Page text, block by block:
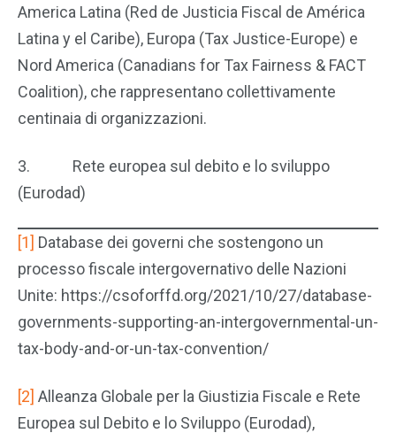
America Latina (Red de Justicia Fiscal de América
Latina y el Caribe), Europa (Tax Justice-Europe) e
Nord America (Canadians for Tax Fairness & FACT
Coalition), che rappresentano collettivamente
centinaia di organizzazioni.
3. Rete europea sul debito e lo sviluppo
(Eurodad)
[1] Database dei governi che sostengono un
processo fiscale intergovernativo delle Nazioni
Unite: https://csoforffd.org/2021/10/27/database-
governments-supporting-an-intergovernmental-un-
tax-body-and-or-un-tax-convention/
[2] Alleanza Globale per la Giustizia Fiscale e Rete
Europea sul Debito e lo Sviluppo (Eurodad),